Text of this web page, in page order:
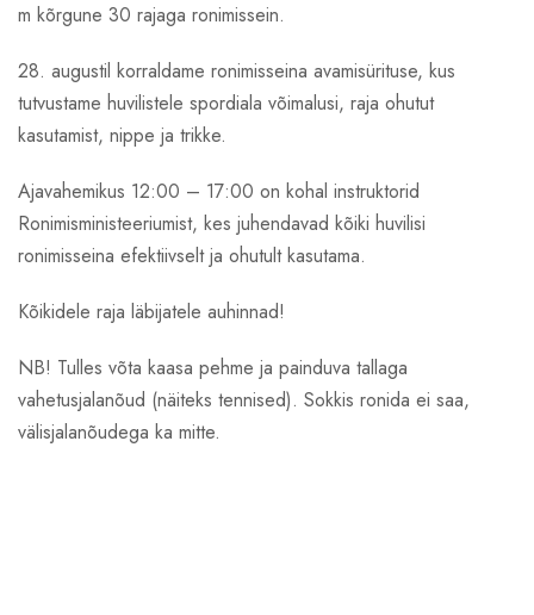
m kõrgune 30 rajaga ronimissein.
28. augustil korraldame ronimisseina avamisürituse, kus
tutvustame huvilistele spordiala võimalusi, raja ohutut
kasutamist, nippe ja trikke.
Ajavahemikus 12:00 – 17:00 on kohal instruktorid
Ronimisministeeriumist, kes juhendavad kõiki huvilisi
ronimisseina efektiivselt ja ohutult kasutama.
Kõikidele raja läbijatele auhinnad!
NB! Tulles võta kaasa pehme ja painduva tallaga
vahetusjalanõud (näiteks tennised). Sokkis ronida ei saa,
välisjalanõudega ka mitte.